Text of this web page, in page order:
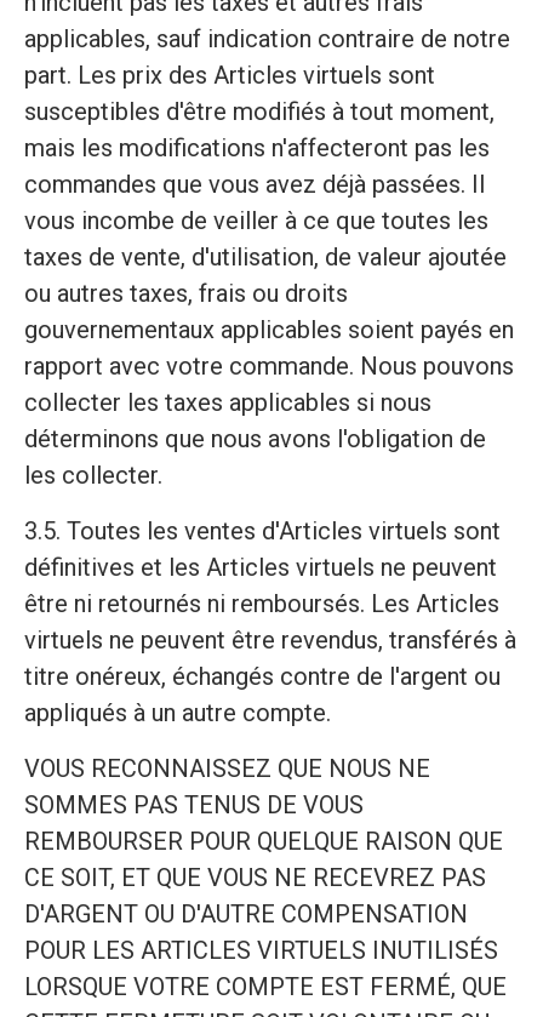
applicables, sauf indication contraire de notre
part. Les prix des Articles virtuels sont
susceptibles d'être modifiés à tout moment,
mais les modifications n'affecteront pas les
commandes que vous avez déjà passées. Il
vous incombe de veiller à ce que toutes les
taxes de vente, d'utilisation, de valeur ajoutée
ou autres taxes, frais ou droits
gouvernementaux applicables soient payés en
rapport avec votre commande. Nous pouvons
collecter les taxes applicables si nous
déterminons que nous avons l'obligation de
les collecter.
3.5. Toutes les ventes d'Articles virtuels sont
définitives et les Articles virtuels ne peuvent
être ni retournés ni remboursés. Les Articles
virtuels ne peuvent être revendus, transférés à
titre onéreux, échangés contre de l'argent ou
appliqués à un autre compte.
VOUS RECONNAISSEZ QUE NOUS NE
SOMMES PAS TENUS DE VOUS
REMBOURSER POUR QUELQUE RAISON QUE
CE SOIT, ET QUE VOUS NE RECEVREZ PAS
D'ARGENT OU D'AUTRE COMPENSATION
POUR LES ARTICLES VIRTUELS INUTILISÉS
LORSQUE VOTRE COMPTE EST FERMÉ, QUE